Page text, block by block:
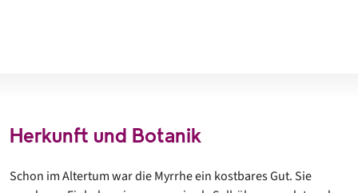
Herkunft und Botanik
Schon im Altertum war die Myrrhe ein kostbares Gut. Sie